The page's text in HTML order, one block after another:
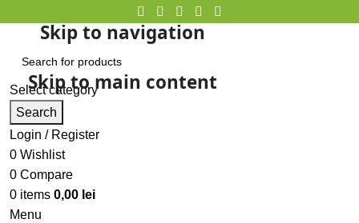
Skip to navigation
Skip to main content
Select category
Search
Login / Register
0 Wishlist
0 Compare
0 items 0,00 lei
Menu